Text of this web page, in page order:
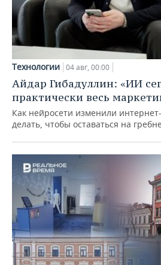
Технологии 04 авг, 00:00
Айдар Гибадуллин: «ИИ
практически весь
Как нейросети изменили
делать, чтобы оставаться на